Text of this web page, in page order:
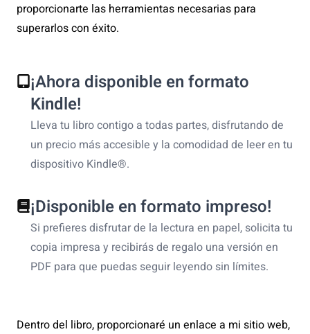
proporcionarte las herramientas necesarias para
superarlos con éxito.
¡Ahora disponible en formato
Kindle!
Lleva tu libro contigo a todas partes, disfrutando de
un precio más accesible y la comodidad de leer en tu
dispositivo Kindle®.
¡Disponible en formato impreso!
Si prefieres disfrutar de la lectura en papel, solicita tu
copia impresa y recibirás de regalo una versión en
PDF para que puedas seguir leyendo sin límites.
Dentro del libro, proporcionaré un enlace a mi sitio web,